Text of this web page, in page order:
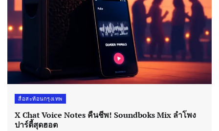
สื่อสะท้อนกรุงเทพ
X Chat Voice Notes คืนชีพ! Soundboks Mix ลำโพง
ปาร์ตี้สุดฮอต